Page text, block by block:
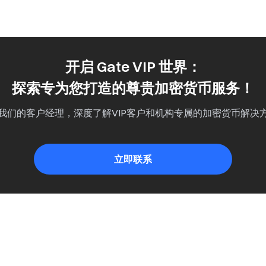
开启 Gate VIP 世界：
探索专为您打造的尊贵加密货币服务！
们的客户经理，深度了解VIP客户和机构专属的加密货币解决
立即联系